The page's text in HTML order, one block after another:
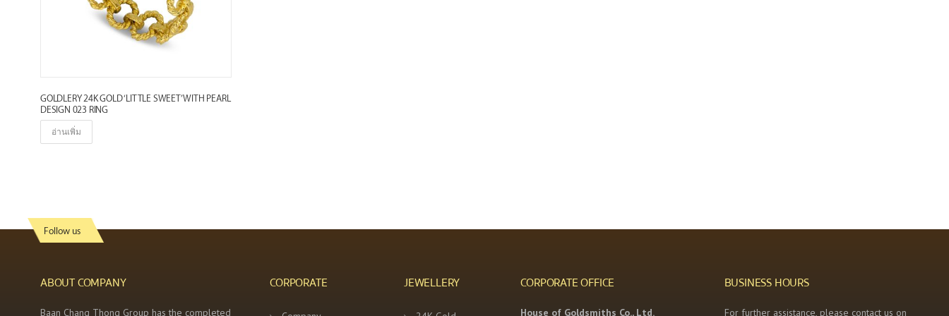
GOLDLERY 24K GOLD ‘LITTLE SWEET’ WITH PEARL
DESIGN 023 RING
อ่านเพิ่ม
Follow us
ABOUT COMPANY
Baan Chang Thong Group has the completed
CORPORATE JEWELLERY CORPORATE OFFICE
House of Goldsmiths Co., Ltd.
BUSINESS HOURS
For further assistance, please contact us on